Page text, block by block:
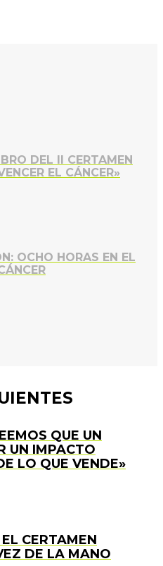
DEL II CERTAMEN
EL CÁNCER»
OCHO HORAS EN EL
QUE UN
UN IMPACTO
LO QUE VENDE»
CERTAMEN
DE LA MANO